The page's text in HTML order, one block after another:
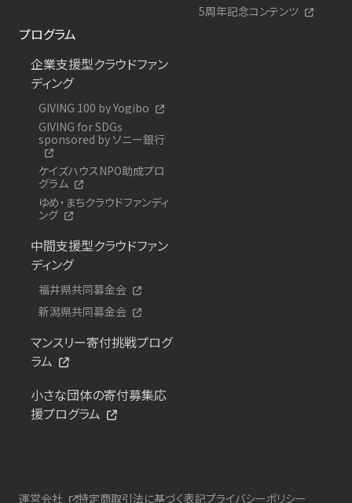
5周年記念コンテンツ
プログラム
企業支援型クラウドファン
ディング
GIVING 100 by Yogibo
GIVING for SDGs
sponsored by ソニー銀行
ケイズハウスNPO助成プロ
グラム
ゆめ・まちクラウドファンディ
ング
中間支援型クラウドファン
ディング
福井県共同募金会
新潟県共同募金会
マンスリー寄付挑戦プログ
ラム
小さな団体の寄付募集応
援プログラム
運営会社 特定商取引法に基づく表記プライバシーポリシー